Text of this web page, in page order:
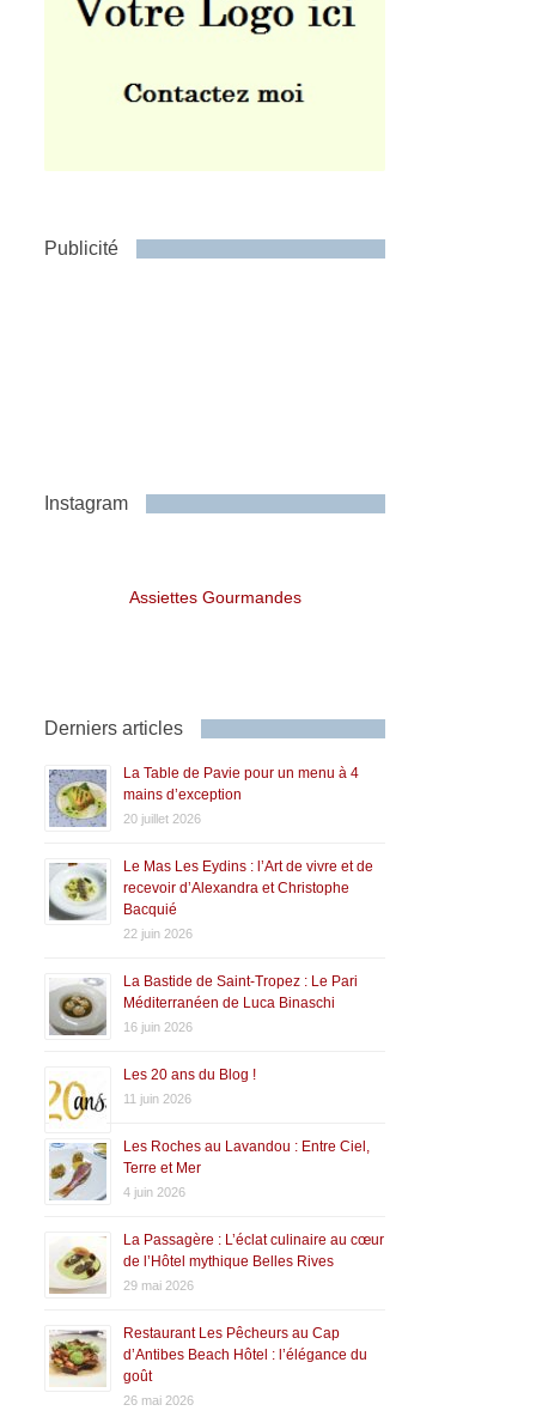
Publicité
Instagram
Assiettes Gourmandes
Derniers articles
La Table de Pavie pour un menu à 4
mains d’exception
20 juillet 2026
Le Mas Les Eydins : l’Art de vivre et de
recevoir d’Alexandra et Christophe
Bacquié
22 juin 2026
La Bastide de Saint-Tropez : Le Pari
Méditerranéen de Luca Binaschi
16 juin 2026
Les 20 ans du Blog !
11 juin 2026
Les Roches au Lavandou : Entre Ciel,
Terre et Mer
4 juin 2026
La Passagère : L’éclat culinaire au cœur
de l’Hôtel mythique Belles Rives
29 mai 2026
Restaurant Les Pêcheurs au Cap
d’Antibes Beach Hôtel : l’élégance du
goût
26 mai 2026